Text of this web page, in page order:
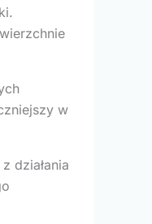
w
działania